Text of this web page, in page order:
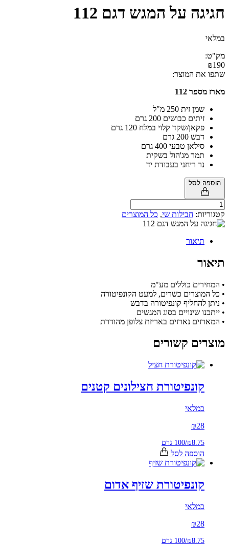
על המגש דגם 112
המוצר:
112
זית 250 מ"ל
כבושים 200 גרם
שקד קלוי במלח 120 גרם
טבעי 400 גרם
מג'הול בשקית
ריחני בעבודת יד
חבילות שי,כל המוצרים
כוללים מע"מ
כשרים, למעט הקונפיטורה
קונפיטורה בדבש
שינויים בסוג המגשים
נארזים באריזת צלופן מהודרת
קשורים
חצילונים קטנים
100 גרם
לסל
שזיף אדום
100 גרם